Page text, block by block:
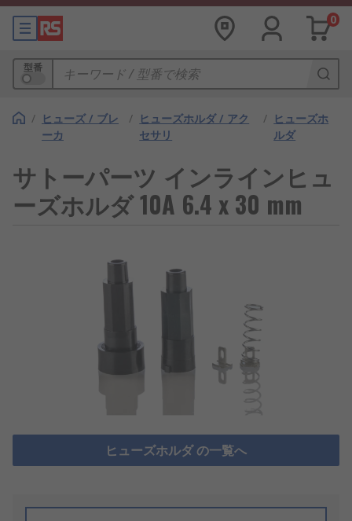
0
型番
/ ヒューズ / ブレ
ーカ
/ ヒューズホルダ / アク
セサリ
/ ヒューズホ
ルダ
サトーパーツ インラインヒュ
ーズホルダ 10A 6.4 x 30 mm
ヒューズホルダ の一覧へ